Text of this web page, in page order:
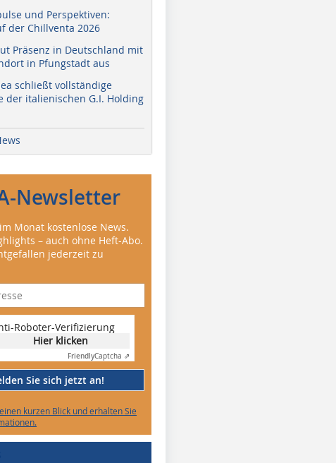
und Perspektiven:
der Chillventa 2026
Präsenz in Deutschland mit
in Pfungstadt aus
schließt vollständige
der italienischen G.I. Holding
Newsletter
Monat kostenlose News.
– auch ohne Heft-Abo.
jederzeit zu
Roboter-Verifizierung
Hier klicken
FriendlyCaptcha ⇗
Sie sich jetzt an!
kurzen Blick und erhalten Sie